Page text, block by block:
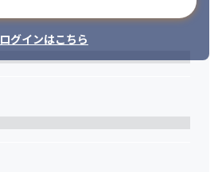
ログインはこちら